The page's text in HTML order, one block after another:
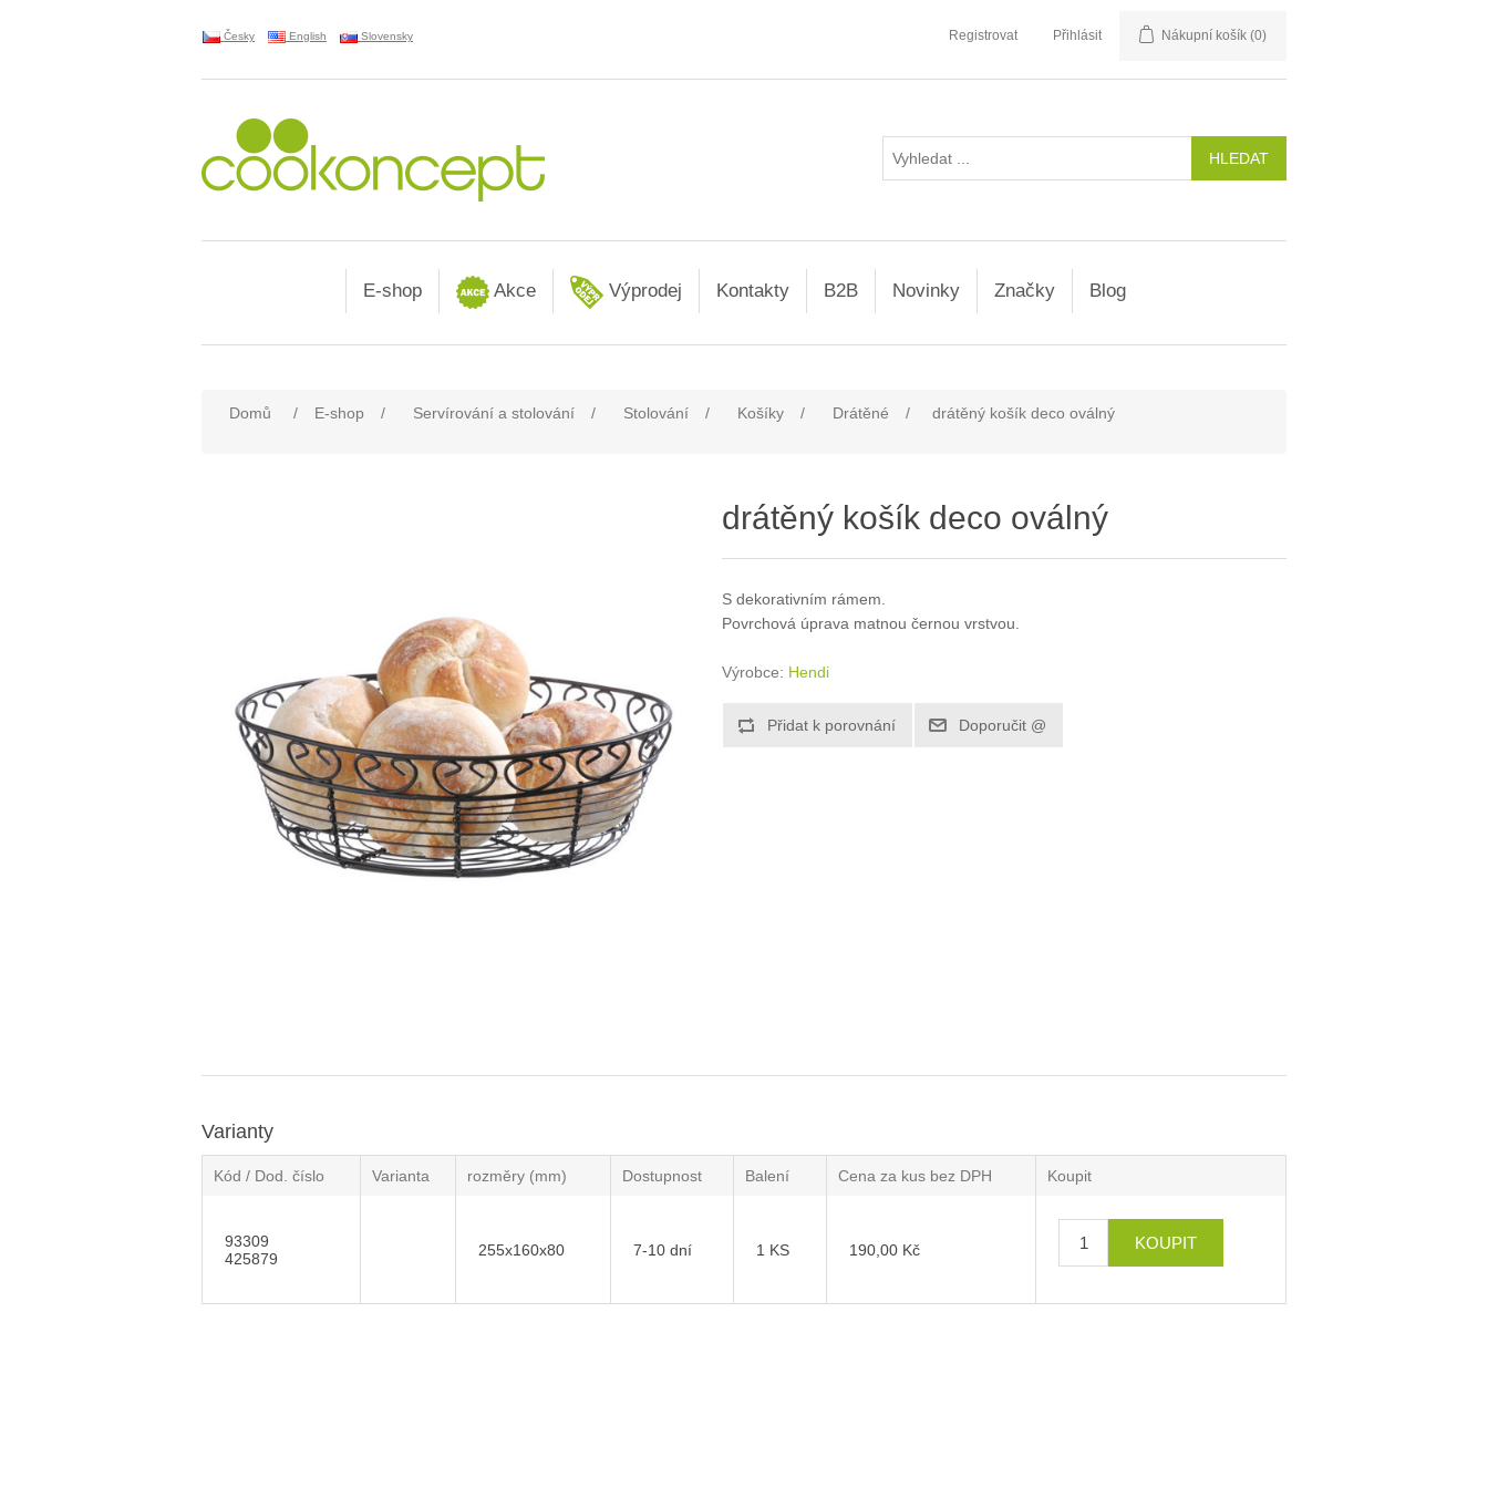
Česky English Slovensky Registrovat Přihlásit Nákupní košík (0)
E-shop Akce Výprodej Kontakty B2B Novinky Značky Blog
Domů / E-shop / Servírování a stolování / Stolování / Košíky / Drátěné / drátěný košík deco oválný
drátěný košík deco oválný
S dekorativním rámem.
Povrchová úprava matnou černou vrstvou.
Výrobce: Hendi
Varianty
Kód / Dod. číslo Varianta rozměry (mm) Dostupnost Balení Cena za kus bez DPH Koupit
93309
425879
255x160x80 7-10 dní 1 KS 190,00 Kč